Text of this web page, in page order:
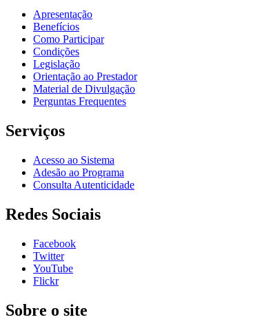
Apresentação
Benefícios
Como Participar
Condições
Legislação
Orientação ao Prestador
Material de Divulgação
Perguntas Frequentes
Serviços
Acesso ao Sistema
Adesão ao Programa
Consulta Autenticidade
Redes Sociais
Facebook
Twitter
YouTube
Flickr
Sobre o site